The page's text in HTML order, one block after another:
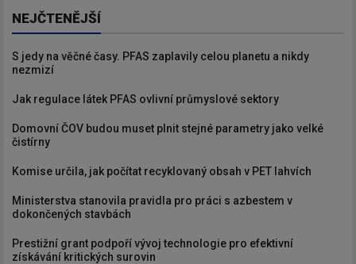
NEJČTENĚJŠÍ
S jedy na věčné časy. PFAS zaplavily celou planetu a nikdy
nezmizí
Jak regulace látek PFAS ovlivní průmyslové sektory
Domovní ČOV budou muset plnit stejné parametry jako velké
čistírny
Komise určila, jak počítat recyklovaný obsah v PET lahvích
Ministerstva stanovila pravidla pro práci s azbestem v
dokončených stavbách
Prestižní grant podpoří vývoj technologie pro efektivní
získávání kritických surovin